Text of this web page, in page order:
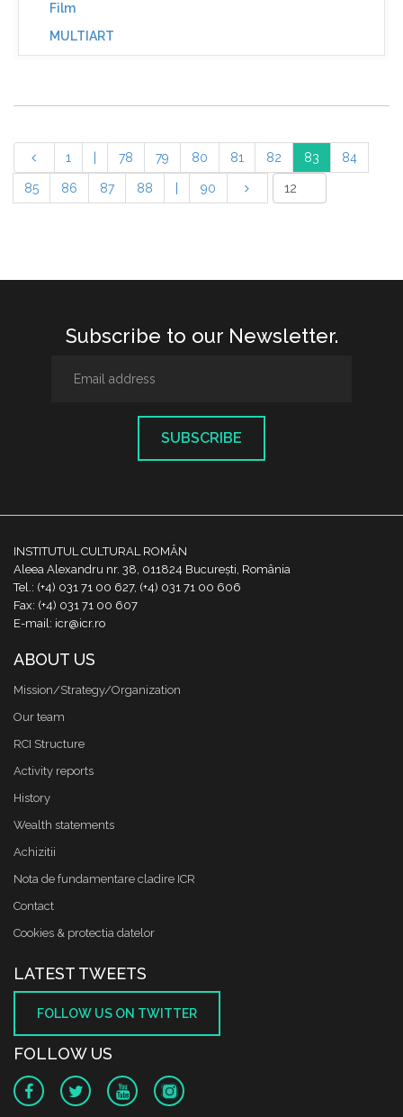
Film
MULTIART
1 78 79 80 81 82 83 84
85 86 87 88 90
Subscribe to our Newsletter.
SUBSCRIBE
INSTITUTUL CULTURAL ROMÂN
Aleea Alexandru nr. 38, 011824 București, România
Tel.: (+4) 031 71 00 627, (+4) 031 71 00 606
Fax: (+4) 031 71 00 607
E-mail: icr@icr.ro
ABOUT US
Mission/Strategy/Organization
Our team
RCI Structure
Activity reports
History
Wealth statements
Achizitii
Nota de fundamentare cladire ICR
Contact
Cookies & protectia datelor
LATEST TWEETS
FOLLOW US ON TWITTER
FOLLOW US